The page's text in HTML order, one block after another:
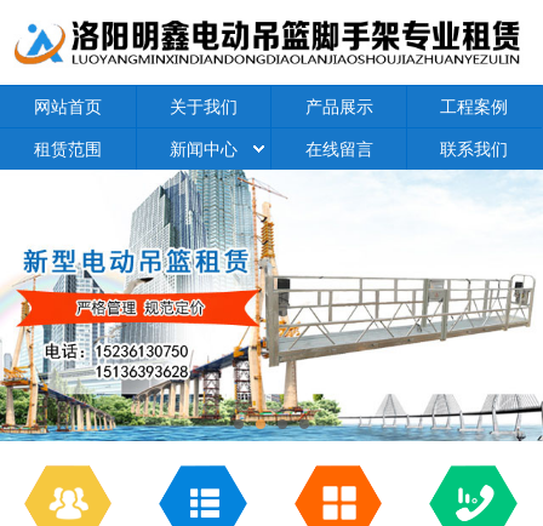
网站首页 关于我们 产品展示 工程案例
租赁范围 新闻中心 在线留言 联系我们